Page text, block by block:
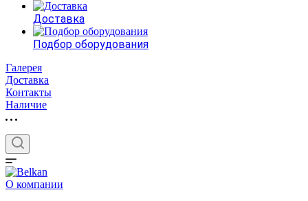
Доставка
Подбор оборудования
Галерея
Доставка
Контакты
Наличие
О компании